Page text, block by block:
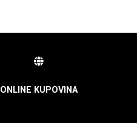
ONLINE KUPOVINA